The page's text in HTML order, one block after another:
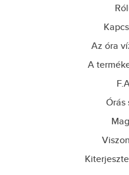
Az óra
A
Órás